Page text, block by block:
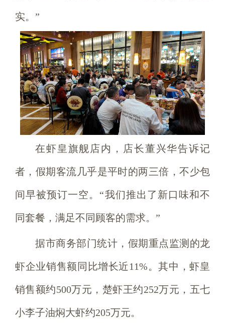
实。”
在虾皇旗舰店内，店长董兴华告诉记
者，假期客流几乎是平时的两三倍，不少包
间早被预订一空。“我们推出了新口味和不
同套餐，满足不同顾客的需求。”
据市商务部门统计，假期重点监测的龙
虾企业销售额同比增长近11%。其中，虾皇
销售额约500万元，楚虾王约252万元，五七
小李子油焖大虾约205万元。